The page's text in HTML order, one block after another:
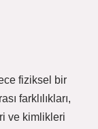
fiziksel bir
farklılıkları,
ve kimlikleri